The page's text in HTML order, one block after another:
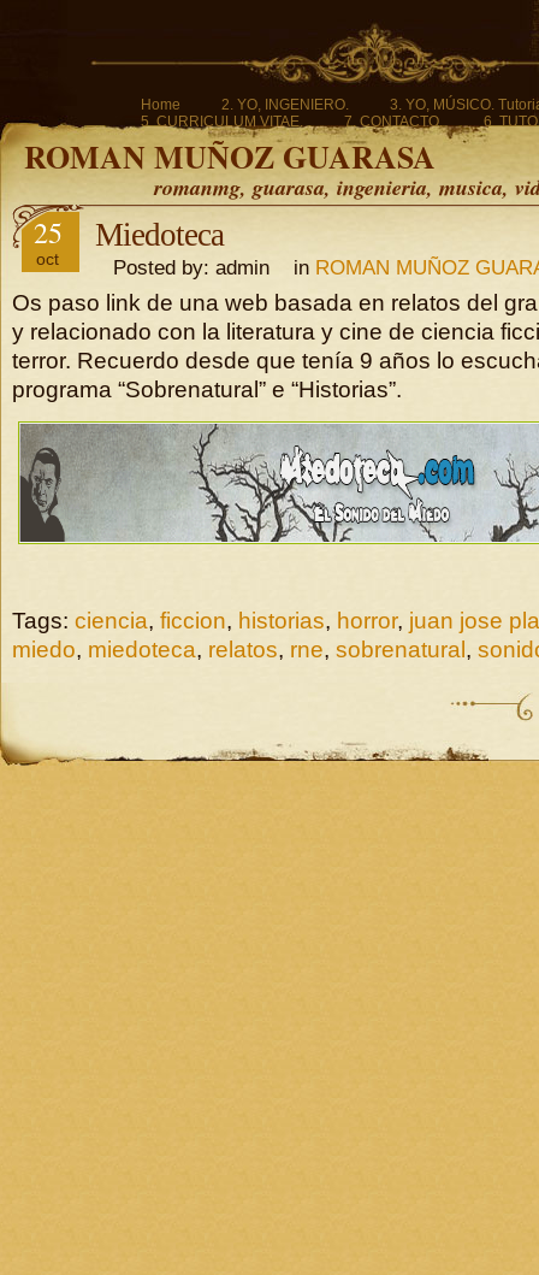
Home 2. YO, INGENIERO.
3. YO, MÚSICO.
5. CURRICULUM VITAE.
7. CONTACTO. 6.
ROMAN MUÑOZ GUARASA
romanmg, guarasa, ingenieria, musica,
25
oct
Miedoteca
Posted by: admin in ROMAN MUÑOZ
Os paso link de una web basada en relatos del
y relacionado con la literatura y cine de ciencia
terror. Recuerdo desde que tenía 9 años lo
programa “Sobrenatural” e “Historias”.
Tags: ciencia, ficcion, historias, horror, juan jose
miedo, miedoteca, relatos, rne, sobrenatural ,